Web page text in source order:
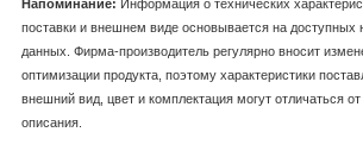
Напоминание: Информация о технических
поставки и внешнем виде основывается на доступных
данных. Фирма-производитель регулярно вносит
оптимизации продукта, поэтому характеристики
внешний вид, цвет и комплектация могут отличаться
описания.